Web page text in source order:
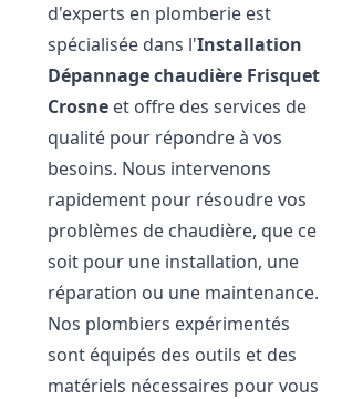
d'experts en plomberie est
spécialisée dans l'Installation
Dépannage chaudière Frisquet
Crosne et offre des services de
qualité pour répondre à vos
besoins. Nous intervenons
rapidement pour résoudre vos
problèmes de chaudière, que ce
soit pour une installation, une
réparation ou une maintenance.
Nos plombiers expérimentés
sont équipés des outils et des
matériels nécessaires pour vous